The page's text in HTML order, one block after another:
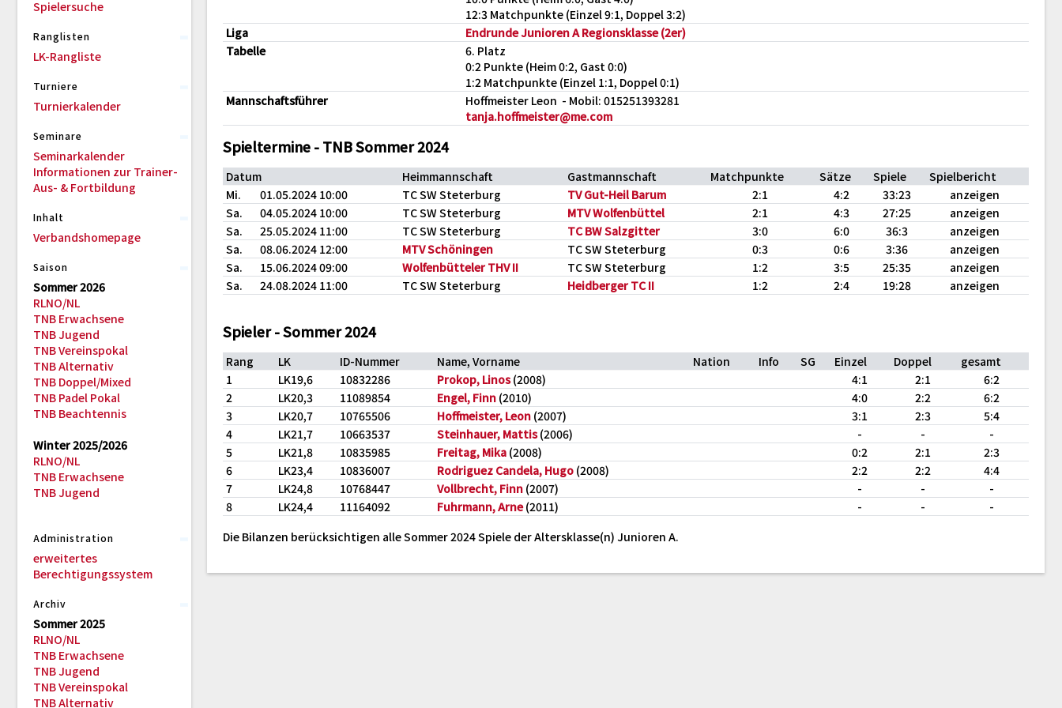
Spielersuche
Ranglisten
LK-Rangliste
Turniere
Turnierkalender
Seminare
Seminarkalender
Informationen zur Trainer-
Aus- & Fortbildung
Inhalt
Verbandshomepage
Saison
Sommer 2026
RLNO/NL
TNB Erwachsene
TNB Jugend
TNB Vereinspokal
TNB Alternativ
TNB Doppel/Mixed
TNB Padel Pokal
TNB Beachtennis
Winter 2025/2026
RLNO/NL
TNB Erwachsene
TNB Jugend
Administration
erweitertes
Berechtigungssystem
Archiv
Sommer 2025
RLNO/NL
TNB Erwachsene
TNB Jugend
TNB Vereinspokal
TNB Alternativ
12:3 Matchpunkte (Einzel 9:1, Doppel 3:2)
Liga
Endrunde Junioren A Regionsklasse (2er)
Tabelle
6. Platz
0:2 Punkte (Heim 0:2, Gast 0:0)
1:2 Matchpunkte (Einzel 1:1, Doppel 0:1)
Mannschaftsführer
Hoffmeister Leon - Mobil: 015251393281
tanja.hoffmeister@me.com
Spieltermine - TNB Sommer 2024
Datum Heimmannschaft Gastmannschaft Matchpunkte Sätze Spiele
Spielbericht
Mi.
01.05.2024 10:00 TC SW Steterburg TV Gut-Heil Barum 2:1 4:2 33:23
anzeigen
Sa.
04.05.2024 10:00 TC SW Steterburg MTV Wolfenbüttel 2:1 4:3 27:25
anzeigen
Sa.
25.05.2024 11:00 TC SW Steterburg TC BW Salzgitter 3:0 6:0 36:3
anzeigen
Sa.
08.06.2024 12:00 MTV Schöningen TC SW Steterburg 0:3 0:6 3:36
anzeigen
Sa.
15.06.2024 09:00 Wolfenbütteler THV II TC SW Steterburg 1:2 3:5 25:35
anzeigen
Sa.
24.08.2024 11:00 TC SW Steterburg Heidberger TC II 1:2 2:4 19:28 anzeigen
Spieler - Sommer 2024
Rang LK ID-Nummer Name, Vorname Nation Info SG Einzel Doppel
gesamt
1
LK19,6 10832286 Prokop, Linos(2008) 4:1 2:1
6:2
2
LK20,3 11089854 Engel, Finn (2010) 4:0 2:2
6:2
3
LK20,7 10765506 Hoffmeister, Leon (2007) 3:1 2:3
5:4
4
LK21,7 10663537 Steinhauer, Mattis(2006) - -
-
5
LK21,8 10835985 Freitag, Mika (2008) 0:2 2:1
2:3
6
LK23,4 10836007 Rodriguez Candela, Hugo (2008) 2:2 2:2
4:4
7
LK24,8 10768447 Vollbrecht, Finn (2007) - -
-
8
LK24,4 11164092 Fuhrmann, Arne(2011) - -
-
Die Bilanzen berücksichtigen alle Sommer 2024 Spiele der Altersklasse(n) Junioren A.